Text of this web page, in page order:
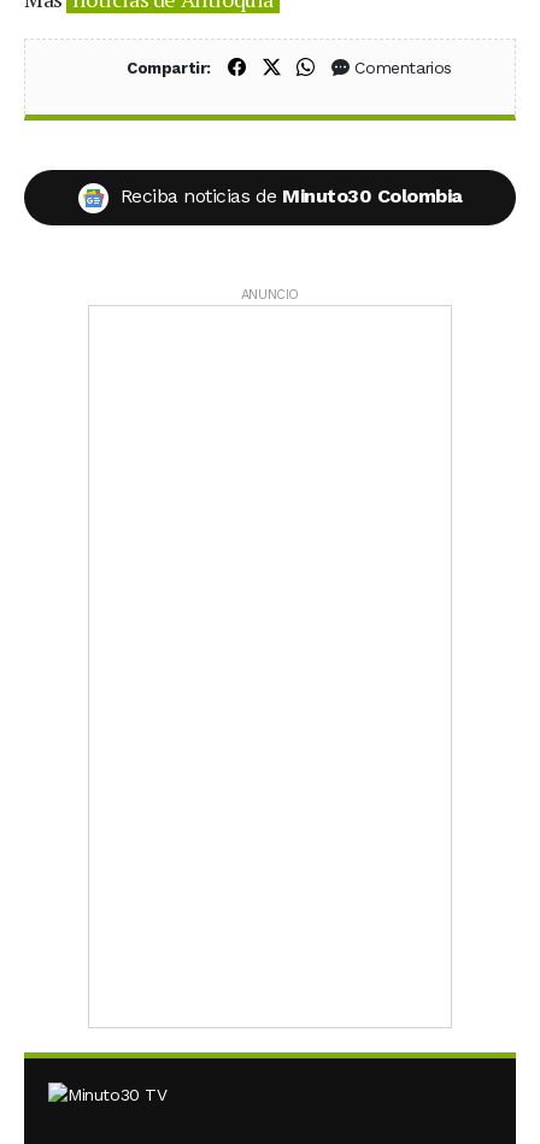
Compartir: Compartir en Facebook
Compartir en X (Twitter)
Compartir en WhatsApp
Comentarios
Reciba noticias de Minuto30 Colombia
ANUNCIO